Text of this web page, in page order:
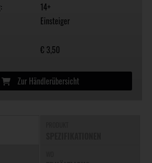
14+
Einsteiger
€ 3,50
Zur Händlerübersicht